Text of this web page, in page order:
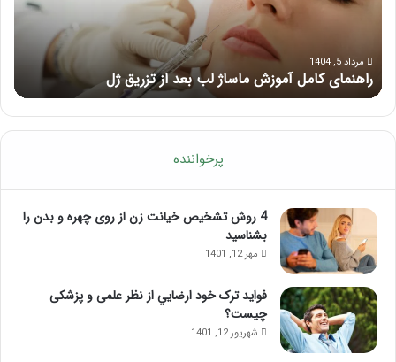
ژل مرداد 5, 1404
راهنمای کامل آموزش ماساژ لب بعد از تزریق ژل
پرخواننده
4 روش تشخیص خیانت زن از روی چهره و بدن را
بشناسید
مهر 12, 1401
فواید ترک خود ارضايي از نظر علمی و پزشکی
چیست؟
شهریور 12, 1401